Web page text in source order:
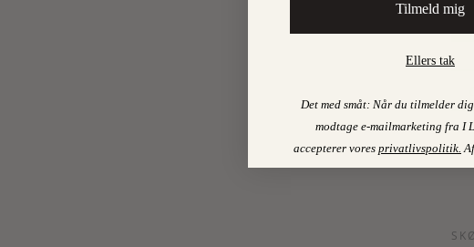
Tilmeld mig
Ellers tak
Det med småt: Når du tilmelder
modtage e-mailmarketing fra I
accepterer vores privatlivspolitik.